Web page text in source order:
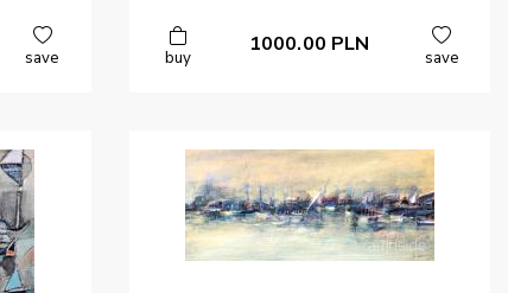
save buy
1000.00 PLN
save